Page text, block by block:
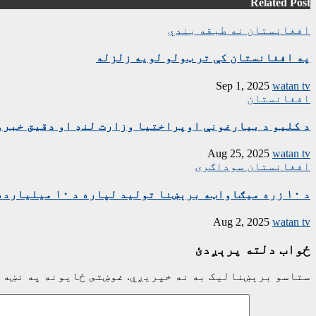
Related Post
افغانستان نه طبقه بندي
په افغانستان کې تر ټولو لویه زلزله
Sep 1, 2025 watan tv
افغانستان
د کلیو د بیارغونې اوپراختیا وزارت لنډ او دقیق
Aug 25, 2025 watan tv
افغانستان سوداګرۍ
د ۱۰ زره میګاواټه برېښنا تولید لپاره د ۱۰ میلیارده ډالرو تړون لاسلیک شو
Aug 2, 2025 watan tv
ځواب دلته پرېږدئ
ستاسو برېښناليک به نه خپريږي. غوښتى ځایونه په نښه